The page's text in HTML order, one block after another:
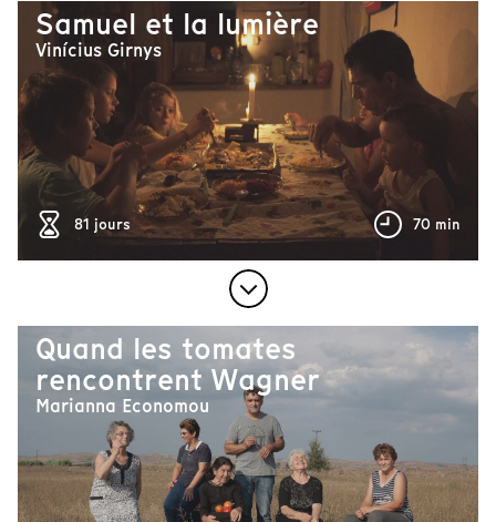
Samuel et la lumière
Vinícius Girnys
81 jours 70 min
Quand les tomates
rencontrent Wagner
Marianna Economou